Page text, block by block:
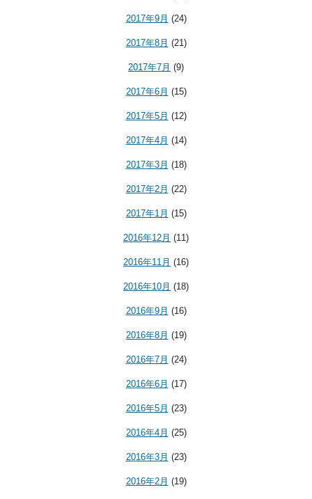
2017年9月 (24)
2017年8月 (21)
2017年7月 (9)
2017年6月 (15)
2017年5月 (12)
2017年4月 (14)
2017年3月 (18)
2017年2月 (22)
2017年1月 (15)
2016年12月 (11)
2016年11月 (16)
2016年10月 (18)
2016年9月 (16)
2016年8月 (19)
2016年7月 (24)
2016年6月 (17)
2016年5月 (23)
2016年4月 (25)
2016年3月 (23)
2016年2月 (19)